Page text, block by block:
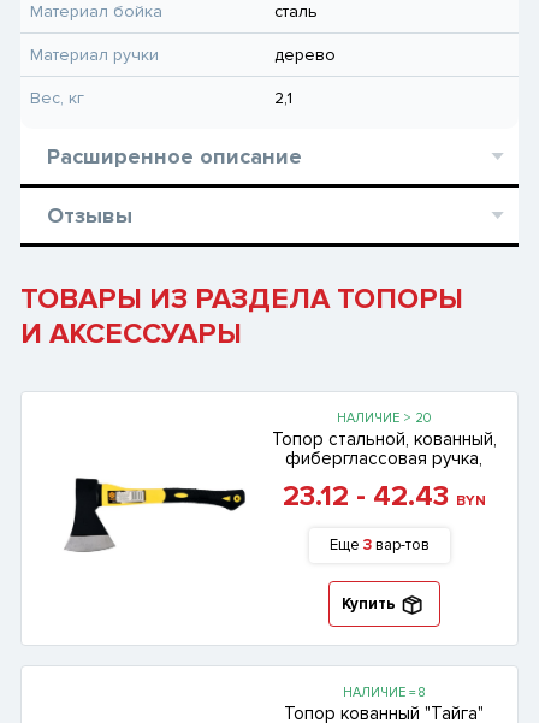
Материал бойка сталь
Материал ручки дерево
Вес, кг 2,1
Расширенное описание
Отзывы
ТОВАРЫ ИЗ РАЗДЕЛА ТОПОРЫ
И АКСЕССУАРЫ
НАЛИЧИЕ > 20
Топор стальной, кованный,
фиберглассовая ручка,
23.12 - 42.43 BYN
Еще 3вар-тов
Купить
НАЛИЧИЕ = 8
Топор кованный "Тайга"